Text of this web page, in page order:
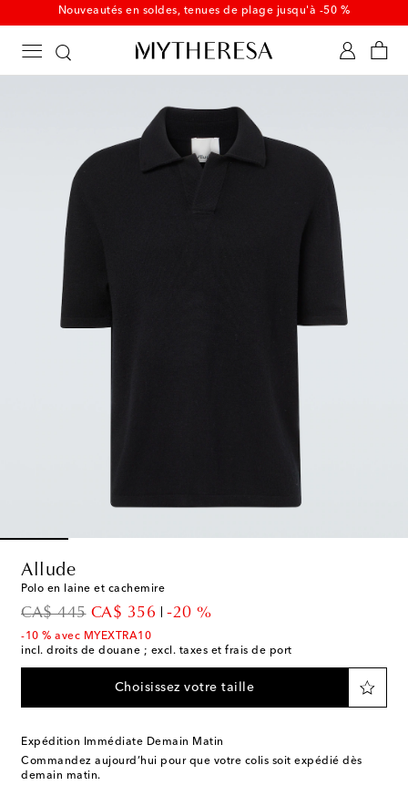
Nouveautés en soldes, tenues de plage jusqu'à -50 %
Allude
Polo en laine et cachemire
CA$ 445
original priceCA$ 356
discount price
-20 %
-10 % avec MYEXTRA10
incl. droits de douane ; excl. taxes et frais de port
Choisissez votre taille
Expédition Immédiate Demain Matin
Commandez aujourd’hui pour que votre colis soit expédié dès
demain matin.